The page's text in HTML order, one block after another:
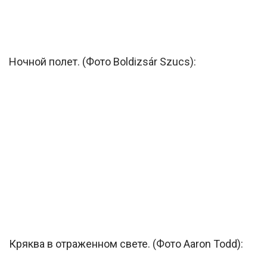
Ночной полет. (Фото Boldizsár Szucs):
Кряква в отраженном свете. (Фото Aaron Todd):